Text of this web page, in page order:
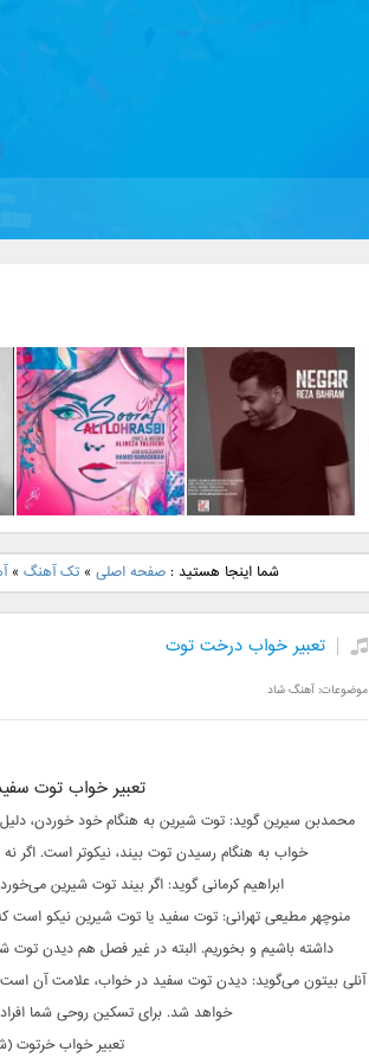
دانلود آهنگ جدید رضا
بهرام بنام نگار
دانلود آهنگ جدید علی
لهراسبی بنام صورت
شما اینجا هستید :صفحه اصلی »تک آهنگ »
تعبیر خواب درخت توت
موضوعات:آهنگ شاد
تعبیر خواب توت
محمدبن سیرین گوید: توت شیرین به هنگام خود خوردن،
خواب به هنگام رسیدن توت بیند، نیکوتر است. اگر
ابراهیم کرمانی گوید: اگر بیند توت شیرین
منوچهر مطیعی تهرانی: توت سفید یا توت شیرین نیکو
داشته باشیم و بخوریم. البته در غیر فصل هم دیدن توت
آنلی بیتون می‌گوید: دیدن توت سفید در خواب، علامت آن
خواهد شد. برای تسکین روحی شما
تعبیر خواب خرتوت